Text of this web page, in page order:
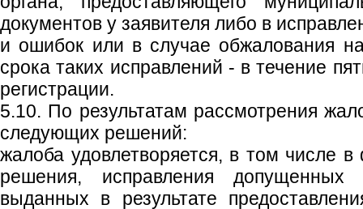
документов у заявителя либо в
и ошибок или в случае обжалования
срока таких исправлений - в течение
регистрации.
5.10. По результатам рассмотрения
следующих решений:
жалоба удовлетворяется, в том числе
решения, исправления
выданных в результате